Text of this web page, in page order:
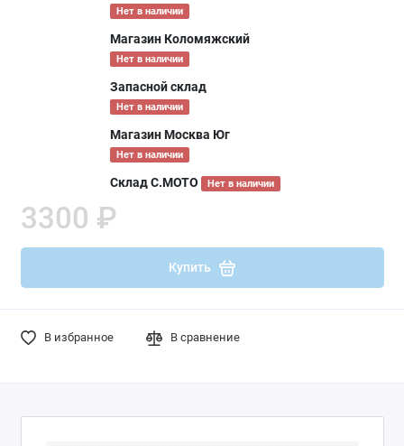
Нет в наличии
Магазин Коломяжский
Нет в наличии
Запасной склад
Нет в наличии
Магазин Москва Юг
Нет в наличии
Склад С.МОТО Нет в наличии
3300 ₽
Купить
В избранное В сравнение